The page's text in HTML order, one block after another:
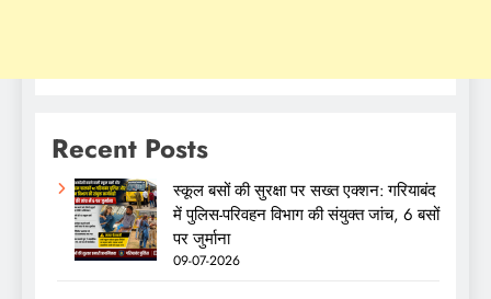
Recent Posts
स्कूल बसों की सुरक्षा पर सख्त एक्शन: गरियाबंद
में पुलिस-परिवहन विभाग की संयुक्त जांच, 6 बसों
पर जुर्माना
09-07-2026